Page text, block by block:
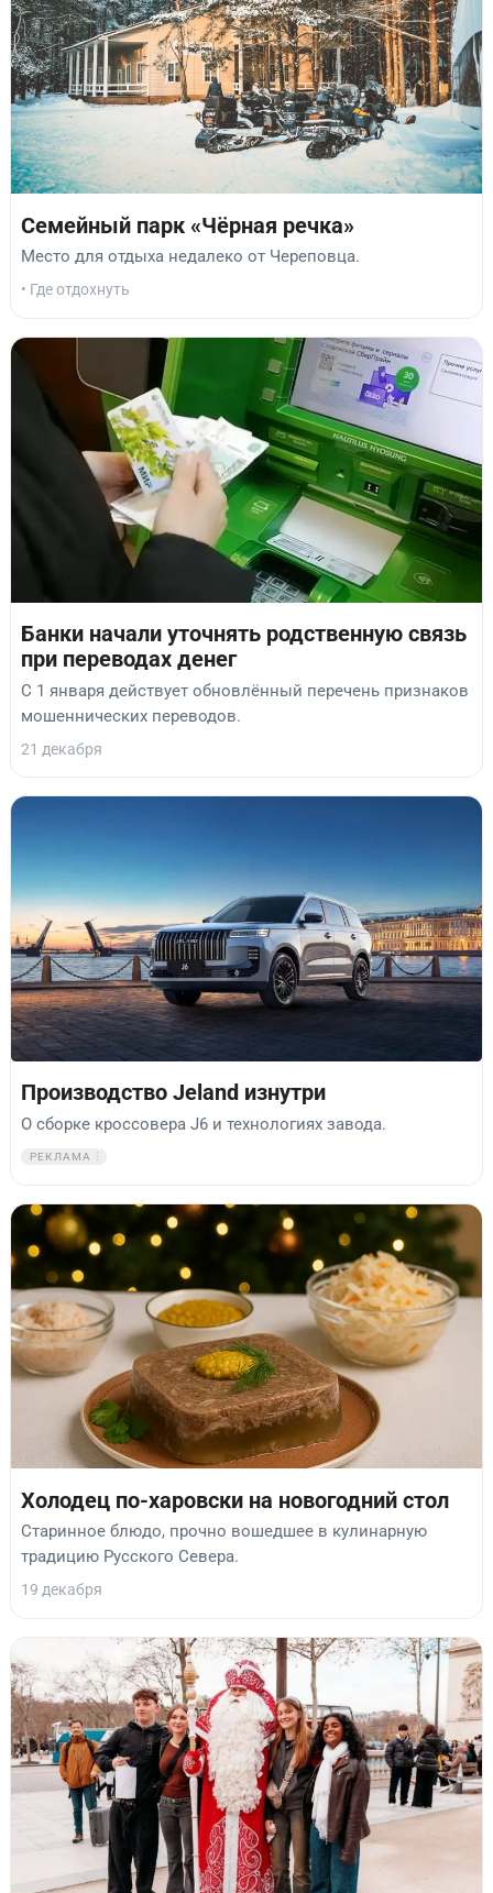
Семейный парк «Чёрная речка»
Место для отдыха недалеко от Череповца.
• Где отдохнуть
Банки начали уточнять родственную связь
при переводах денег
С 1 января действует обновлённый перечень признаков
мошеннических переводов.
21 декабря
Производство Jeland изнутри
О сборке кроссовера J6 и технологиях завода.
РЕКЛАМА
Холодец по-харовски на новогодний стол
Старинное блюдо, прочно вошедшее в кулинарную
традицию Русского Севера.
19 декабря